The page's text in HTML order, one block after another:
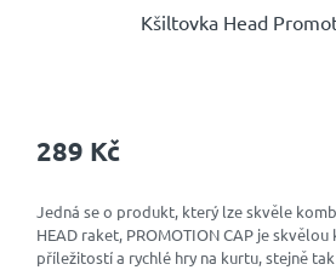
Kšiltovka Head
289 Kč
Jedná se o produkt, který lze skvěle
HEAD raket, PROMOTION CAP je
příležitostí a rychlé hry na kurtu, stejně